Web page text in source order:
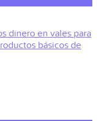
dinero en vales para
básicos de